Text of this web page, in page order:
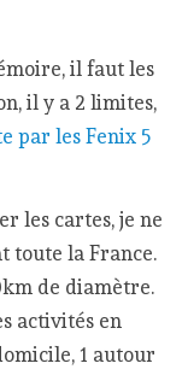
il faut les
il y a 2 limites,
par les Fenix 5
les cartes, je ne
toute la France.
de diamètre.
activités en
1 autour